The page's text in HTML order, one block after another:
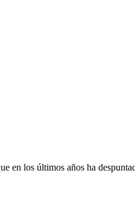
en los últimos años ha